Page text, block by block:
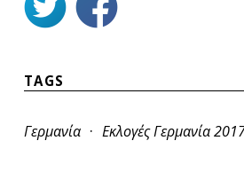
TAGS
Γερμανία · Εκλογές Γερμανία